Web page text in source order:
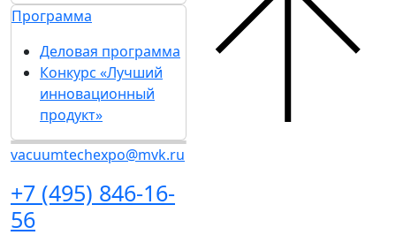
Программа
Деловая программа
Конкурс «Лучший
инновационный
продукт»
vacuumtechexpo@mvk.ru
+7 (495) 846-16-
56